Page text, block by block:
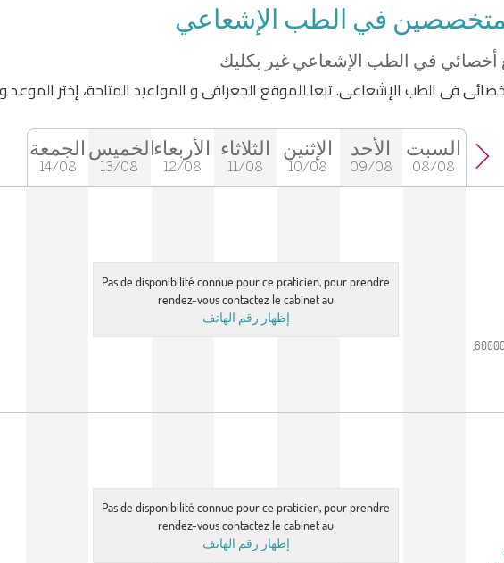
المتخصصين في الطب الإشعاعي
أخصائي في الطب الإشعاعي غير بكليك
السبت
08/08
الأحد
09/08
الإثنين
10/08
الثلاثاء
11/08
الأربعاء
12/08
الخميس
13/08
الجمعة
14/08
129 زنقة مراكش، شارع المقاومة, 80000,
Pas de disponibilité connue pour ce praticien, pour prendre
rendez-vous contactez le cabinet au
إظهار رقم الهاتف
Pas de disponibilité connue pour ce praticien, pour prendre
rendez-vous contactez le cabinet au
إظهار رقم الهاتف